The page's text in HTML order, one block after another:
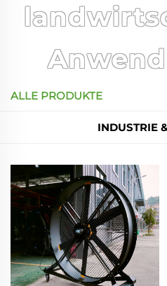
ALLE PRODUKTE
INDUSTRIE